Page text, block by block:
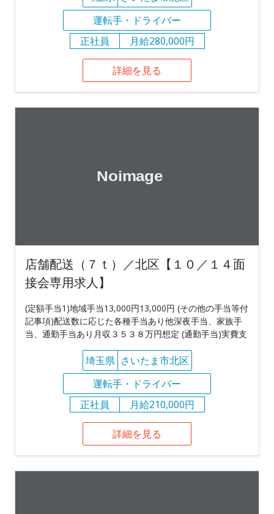
運転手・ドライバー
正社員
月給280,000円
詳細を見る
店舗配送（７ｔ）／北区【１０／１４面
接会専用求人】
(定額手当1)地域手当13,000円13,000円 (その他の手当等付
記事項)配送数に応じた各種手当あり他深夜手当、家族手
当、通勤手当あり月収３５３８万円想定 (通勤手当)実費支
埼玉県 さいたま市北区
運転手・ドライバー
正社員
月給210,000円
詳細を見る